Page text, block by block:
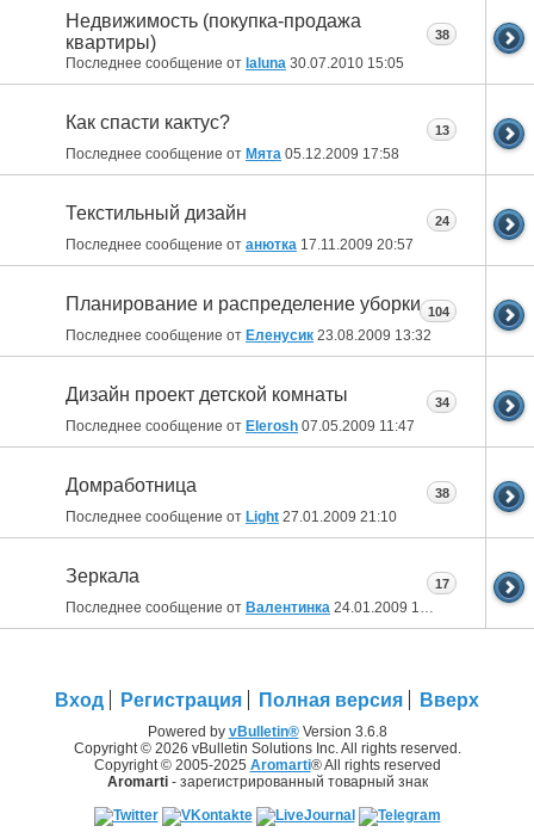
Недвижимость (покупка-продажа
квартиры)
Последнее сообщение от laluna 30.07.2010 15:05
38
Как спасти кактус?
Последнее сообщение от Мята 05.12.2009 17:58
13
Текстильный дизайн
Последнее сообщение от анютка 17.11.2009 20:57
24
Планирование и распределение уборки
Последнее сообщение от Еленусик 23.08.2009 13:32
104
Дизайн проект детской комнаты
Последнее сообщение от Elerosh 07.05.2009 11:47
34
Домработница
Последнее сообщение от Light 27.01.2009 21:10
38
Зеркала
Последнее сообщение от Валентинка 24.01.2009 12:02
17
Вход Регистрация Полная версия Вверх
Powered by vBulletin®Version 3.6.8
Copyright © 2026 vBulletin Solutions Inc. All rights reserved.
Copyright © 2005-2025 Aromarti® All rights reserved
Aromarti- зарегистрированный товарный знак